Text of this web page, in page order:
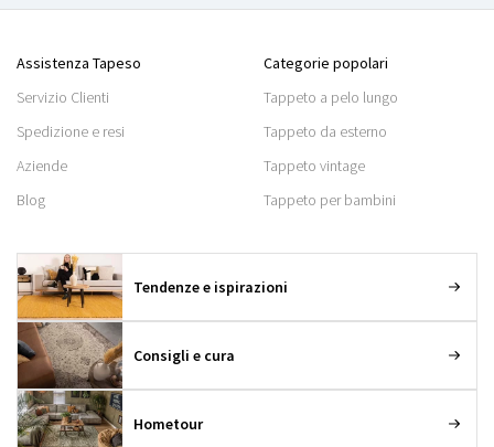
Assistenza Tapeso
Servizio Clienti
Spedizione e resi
Aziende
Blog
Categorie popolari
Tappeto a pelo lungo
Tappeto da esterno
Tappeto vintage
Tappeto per bambini
Tendenze e ispirazioni
Consigli e cura
Hometour